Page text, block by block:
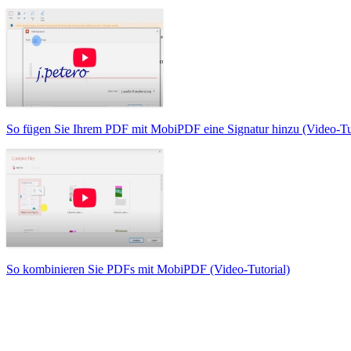
So fügen Sie Ihrem PDF mit MobiPDF eine Signatur hinzu (Video-
So kombinieren Sie PDFs mit MobiPDF (Video-Tutorial)